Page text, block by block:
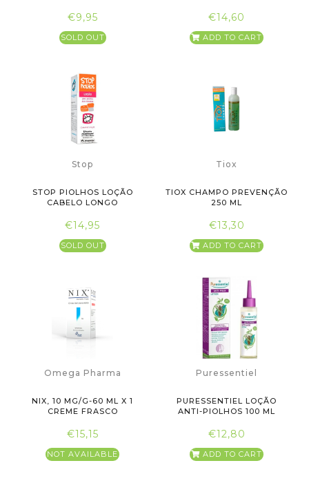
€9,95
SOLD OUT
€14,60
ADD TO CART
Stop
STOP PIOLHOS LOÇÃO
CABELO LONGO
€14,95
SOLD OUT
Tiox
TIOX CHAMPO PREVENÇÃO
250 ML
€13,30
ADD TO CART
Omega Pharma
NIX, 10 MG/G-60 ML X 1
CREME FRASCO
€15,15
NOT AVAILABLE
Puressentiel
PURESSENTIEL LOÇÃO
ANTI-PIOLHOS 100 ML
€12,80
ADD TO CART